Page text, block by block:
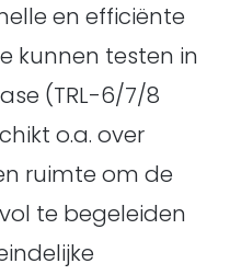
en efficiënte
kunnen testen in
(TRL-6/7/8
o.a. over
ruimte om de
te begeleiden